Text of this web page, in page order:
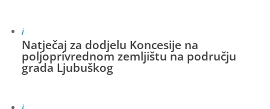
i
Natječaj za dodjelu Koncesije na
poljoprivrednom zemljištu na području
grada Ljubuškog